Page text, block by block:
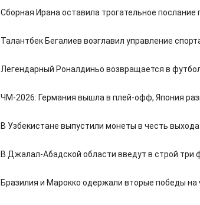
Сборная Ирана оставила трогательное послание
Талантбек Бегалиев возглавил управление
Легендарный Роналдиньо возвращается в
ЧМ-2026: Германия вышла в плей-офф, Япония
В Узбекистане выпустили монеты в честь
В Джалал-Абадской области введут в строй три
Бразилия и Марокко одержали вторые победы на